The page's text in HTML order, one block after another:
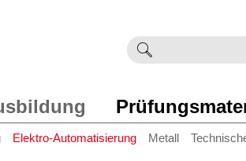
eingeben
Elektro-Automatisierung Metall